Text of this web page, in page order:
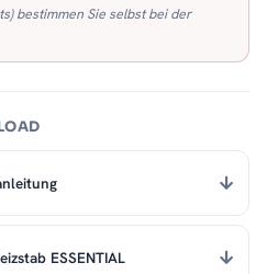
bestimmen Sie selbst bei der
ESSENTIAL